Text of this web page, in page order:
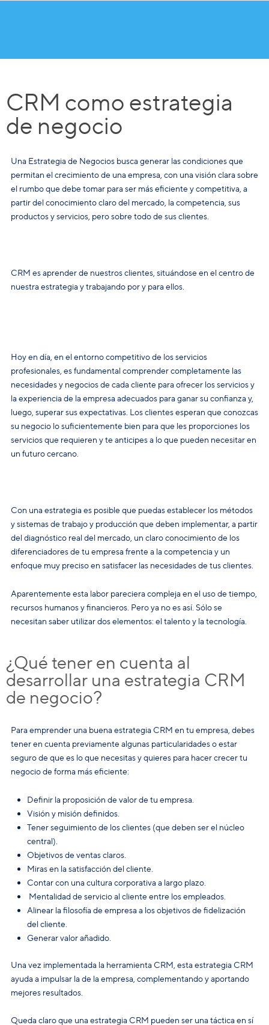
CRM como estrategia
de negocio
Una Estrategia de Negocios busca generar las condiciones que
permitan el crecimiento de una empresa, con una visión clara sobre
el rumbo que debe tomar para ser más eficiente y competitiva, a
partir del conocimiento claro del mercado, la competencia, sus
productos y servicios, pero sobre todo de sus clientes.
CRM es aprender de nuestros clientes, situándose en el centro de
nuestra estrategia y trabajando por y para ellos.
Hoy en día, en el entorno competitivo de los servicios
profesionales, es fundamental comprender completamente las
necesidades y negocios de cada cliente para ofrecer los servicios y
la experiencia de la empresa adecuados para ganar su confianza y,
luego, superar sus expectativas. Los clientes esperan que conozcas
su negocio lo suficientemente bien para que les proporciones los
servicios que requieren y te anticipes a lo que pueden necesitar en
un futuro cercano.
Con una estrategia es posible que puedas establecer los métodos
y sistemas de trabajo y producción que deben implementar, a partir
del diagnóstico real del mercado, un claro conocimiento de los
diferenciadores de tu empresa frente a la competencia y un
enfoque muy preciso en satisfacer las necesidades de tus clientes.
Aparentemente esta labor pareciera compleja en el uso de tiempo,
recursos humanos y financieros. Pero ya no es así. Sólo se
necesitan saber utilizar dos elementos: el talento y la tecnología.
¿Qué tener en cuenta al
desarrollar una estrategia CRM
de negocio?
Para emprender una buena estrategia CRM en tu empresa, debes
tener en cuenta previamente algunas particularidades o estar
seguro de que es lo que necesitas y quieres para hacer crecer tu
negocio de forma más eficiente:
Definir la proposición de valor de tu empresa.
Visión y misión definidos.
Tener seguimiento de los clientes (que deben ser el núcleo
central).
Objetivos de ventas claros.
Miras en la satisfacción del cliente.
Contar con una cultura corporativa a largo plazo.
Mentalidad de servicio al cliente entre los empleados.
Alinear la filosofía de empresa a los objetivos de fidelización
del cliente.
Generar valor añadido.
Una vez implementada la herramienta CRM, esta estrategia CRM
ayuda a impulsar la de la empresa, complementando y aportando
mejores resultados.
Queda claro que una estrategia CRM pueden ser una táctica en sí